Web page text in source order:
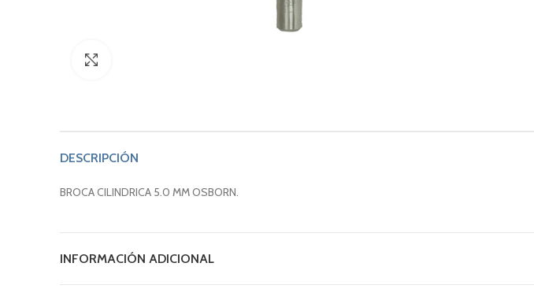
DESCRIPCIÓN
BROCA CILINDRICA 5.0 MM OSBORN.
INFORMACIÓN ADICIONAL